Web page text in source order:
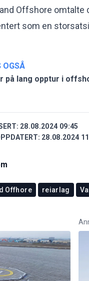
Offshore
som en
OGSÅ
på lang opptur i
28.08.2024 09:45
28.08.2024
Offhore reiarlag